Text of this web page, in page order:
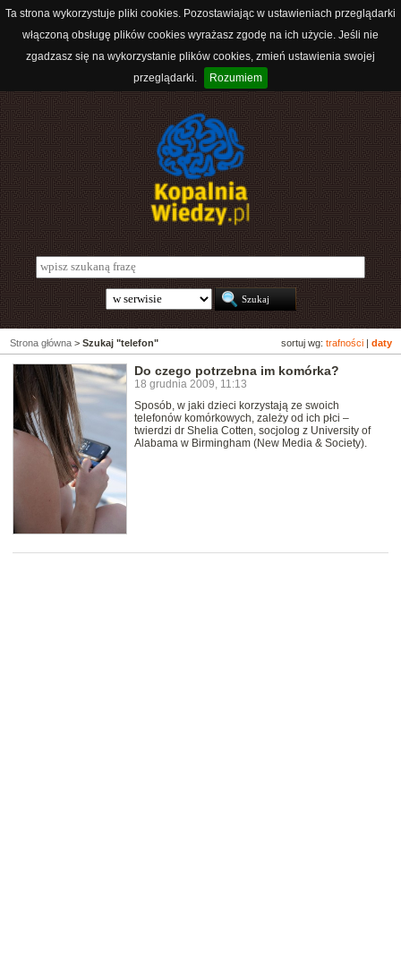
Ta strona wykorzystuje pliki cookies. Pozostawiając w ustawieniach przeglądarki
włączoną obsługę plików cookies wyrażasz zgodę na ich użycie. Jeśli nie
zgadzasz się na wykorzystanie plików cookies, zmień ustawienia swojej
przeglądarki.
Rozumiem
sortuj wg: trafności daty
Strona główna > Szukaj "telefon"
Do czego potrzebna im komórka?
18 grudnia 2009, 11:13
Sposób, w jaki dzieci korzystają ze swoich
telefonów komórkowych, zależy od ich płci –
twierdzi dr Shelia Cotten, socjolog z University of
Alabama w Birmingham (New Media & Society).